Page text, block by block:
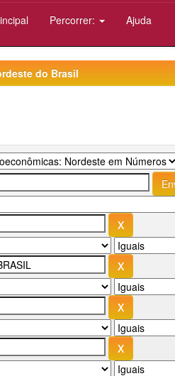
Percorrer: Ajuda
do Brasil